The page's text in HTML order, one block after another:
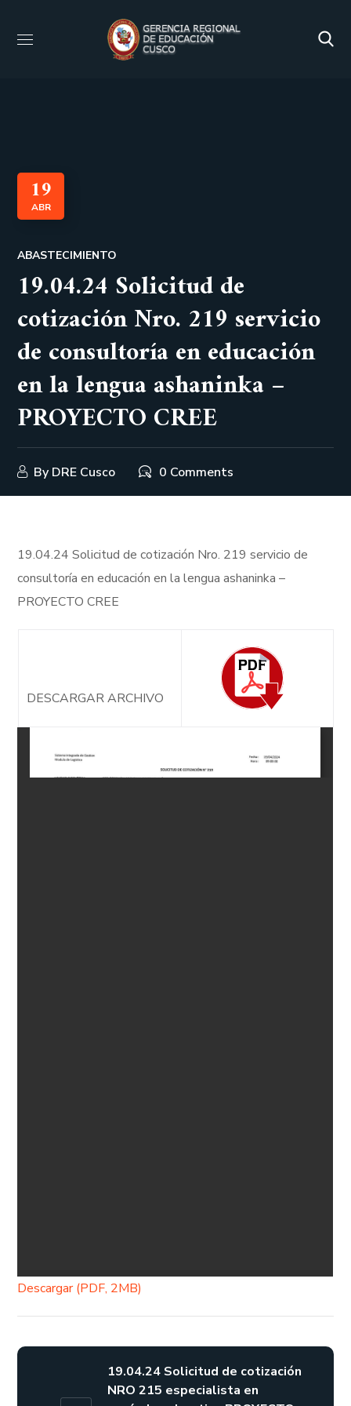
19
ABR
ABASTECIMIENTO
19.04.24 Solicitud de
cotización Nro. 219 servicio
de consultoría en educación
en la lengua ashaninka –
PROYECTO CREE
By DRE Cusco 0 Comments
19.04.24 Solicitud de cotización Nro. 219 servicio de
consultoría en educación en la lengua ashaninka –
PROYECTO CREE
DESCARGAR ARCHIVO
Descargar (PDF, 2MB)
19.04.24 Solicitud de cotización
NRO 215 especialista en